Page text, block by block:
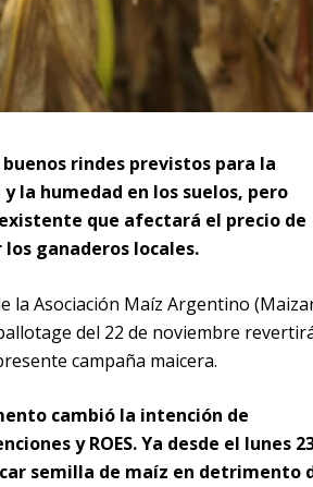
rindes previstos para la
la humedad en los suelos, pero
que afectará el precio de
ganaderos locales.
la Asociación Maíz Argentino
del 22 de noviembre
campaña maicera.
cambió la intención de
y ROES. Ya desde el lunes
semilla de maíz en detrimento